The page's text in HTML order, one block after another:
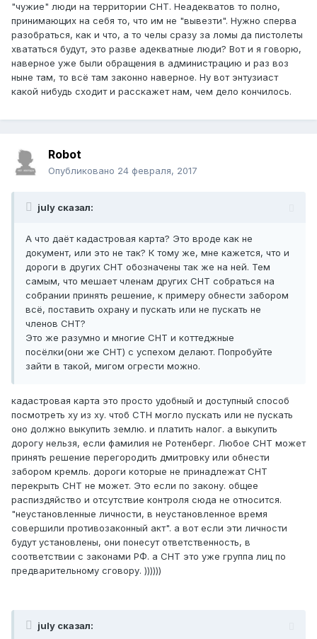
"чужие" люди на территории СНТ. Неадекватов то полно,
принимающих на себя то, что им не "вывезти". Нужно сперва
разобраться, как и что, а то челы сразу за ломы да пистолеты
хвататься будут, это разве адекватные люди? Вот и я говорю,
наверное уже были обращения в администрацию и раз воз
ныне там, то всё там законно наверное. Ну вот энтузиаст
какой нибудь сходит и расскажет нам, чем дело кончилось.
Robot
Опубликовано 24 февраля, 2017
july сказал:
А что даёт кадастровая карта? Это вроде как не
документ, или это не так? К тому же, мне кажется, что и
дороги в других СНТ обозначены так же на ней. Тем
самым, что мешает членам других СНТ собраться на
собрании принять решение, к примеру обнести забором
всё, поставить охрану и пускать или не пускать не
членов СНТ?
Это же разумно и многие СНТ и коттеджные
посёлки(они же СНТ) с успехом делают. Попробуйте
зайти в такой, мигом огрести можно.
кадастровая карта это просто удобный и доступный способ
посмотреть ху из ху. чтоб СТН могло пускать или не пускать
оно должно выкупить землю. и платить налог. а выкупить
дорогу нельзя, если фамилия не Ротенберг. Любое СНТ может
принять решение перегородить дмитровку или обнести
забором кремль. дороги которые не принадлежат СНТ
перекрыть СНТ не может. Это если по закону. общее
распиздяйство и отсутствие контроля сюда не относится.
"неустановленные личности, в неустановленное время
совершили противозаконный акт". а вот если эти личности
будут установлены, они понесут ответственность, в
соответствии с законами РФ. а СНТ это уже группа лиц по
предварительному сговору. ))))))
july сказал: